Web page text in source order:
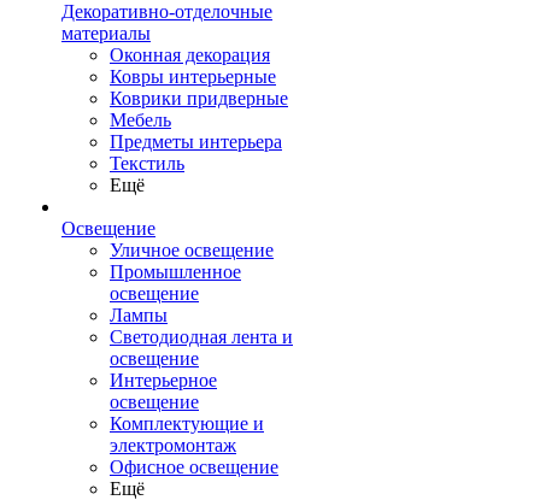
Декоративно-отделочные
материалы
Оконная декорация
Ковры интерьерные
Коврики придверные
Мебель
Предметы интерьера
Текстиль
Ещё
Освещение
Уличное освещение
Промышленное
освещение
Лампы
Светодиодная лента и
освещение
Интерьерное
освещение
Комплектующие и
электромонтаж
Офисное освещение
Ещё